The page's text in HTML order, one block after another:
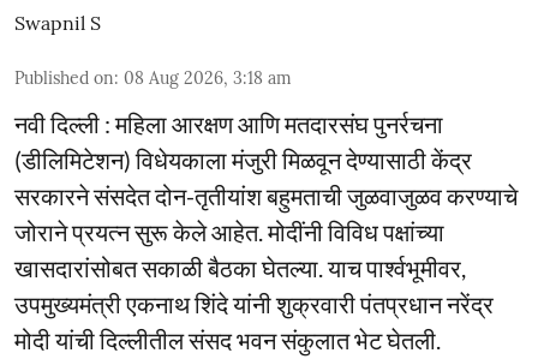
Swapnil S
Published on: 08 Aug 2026, 3:18 am
नवी दिल्ली : महिला आरक्षण आणि मतदारसंघ पुनर्रचना
(डीलिमिटेशन) विधेयकाला मंजुरी मिळवून देण्यासाठी केंद्र
सरकारने संसदेत दोन-तृतीयांश बहुमताची जुळवाजुळव करण्याचे
जोराने प्रयत्न सुरू केले आहेत. मोदींनी विविध पक्षांच्या
खासदारांसोबत सकाळी बैठका घेतल्या. याच पार्श्वभूमीवर,
उपमुख्यमंत्री एकनाथ शिंदे यांनी शुक्रवारी पंतप्रधान नरेंद्र
मोदी यांची दिल्लीतील संसद भवन संकुलात भेट घेतली.